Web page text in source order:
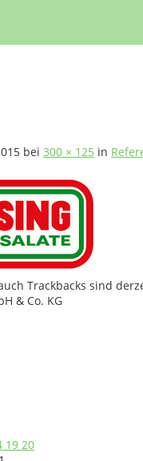
bei 300 × 125 in
Trackbacks sind
& Co. KG
19 20